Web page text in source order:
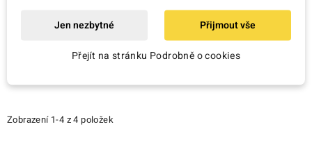
Glossy, A4, 50 ks
10x15 cm, 5 listů...
148,00 Kč
Zobrazení 1-4 z 4 položek
Jen nezbytné Přijmout vše
Přejít na stránku Podrobně o cookies